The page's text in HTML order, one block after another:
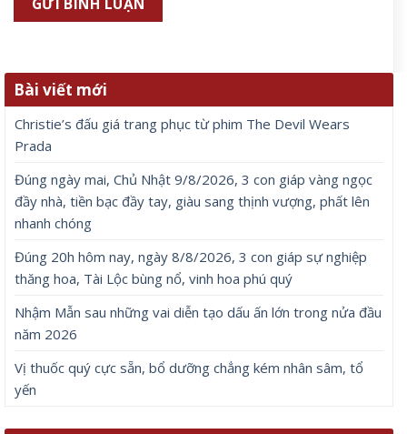
Bài viết mới
Christie’s đấu giá trang phục từ phim The Devil Wears
Prada
Đúng ngày mai, Chủ Nhật 9/8/2026, 3 con giáp vàng ngọc
đầy nhà, tiền bạc đầy tay, giàu sang thịnh vượng, phất lên
nhanh chóng
Đúng 20h hôm nay, ngày 8/8/2026, 3 con giáp sự nghiệp
thăng hoa, Tài Lộc bùng nổ, vinh hoa phú quý
Nhậm Mẫn sau những vai diễn tạo dấu ấn lớn trong nửa đầu
năm 2026
Vị thuốc quý cực sẵn, bổ dưỡng chẳng kém nhân sâm, tổ
yến